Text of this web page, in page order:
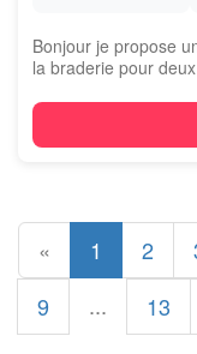
Bonjour je propose
la braderie pour
« 1 2
9
... 13